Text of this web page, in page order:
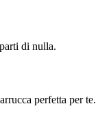
di nulla.
perfetta per te.